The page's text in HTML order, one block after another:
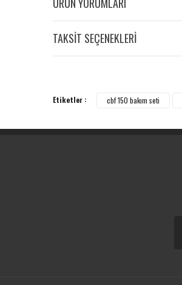
TAKSİT SEÇENEKLERİ
Etiketler : cbf 150 bakım seti